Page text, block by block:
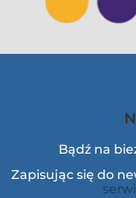
Bądź na
Zapisując się do